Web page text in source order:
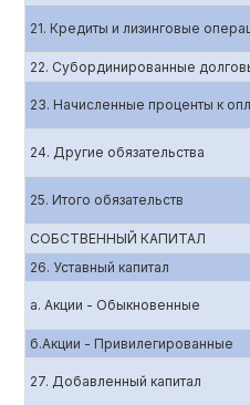
21. Кредиты и лизинговые
22. Субординированные
23. Начисленные проценты к
24. Другие обязательства
25. Итого обязательств
СОБСТВЕННЫЙ КАПИТАЛ
26. Уставный капитал
а. Акции - Обыкновенные
б.Акции - Привилегированные
27. Добавленный капитал